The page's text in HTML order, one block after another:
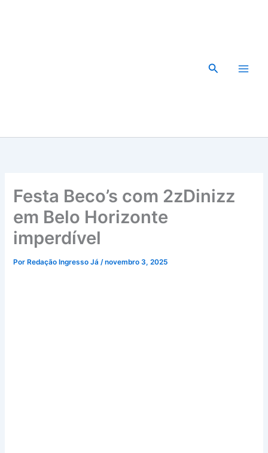
Pesquisar
Festa Beco’s com 2zDinizz
em Belo Horizonte
imperdível
Por Redação Ingresso Já/novembro 3, 2025